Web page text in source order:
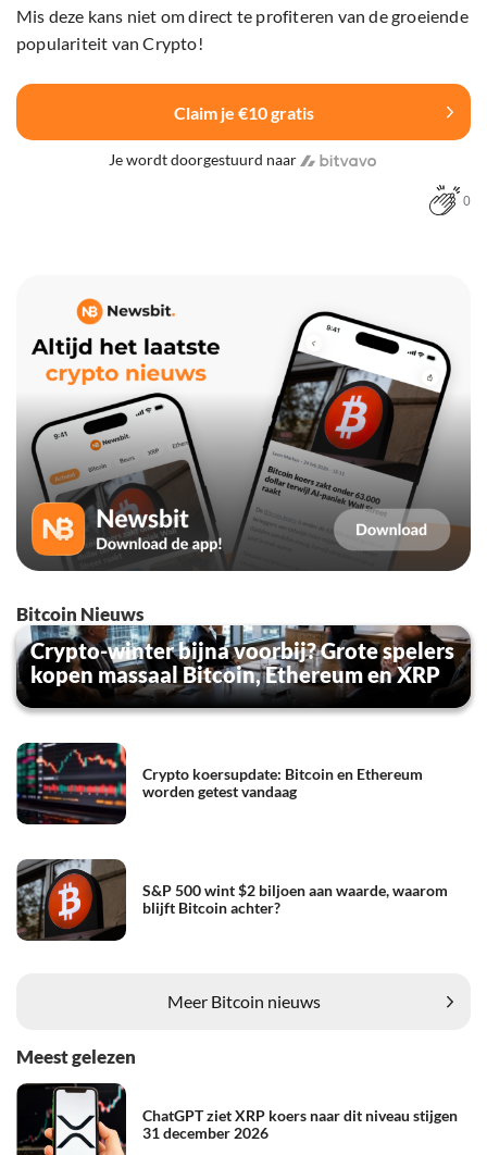
Mis deze kans niet om direct te profiteren van de groeiende
populariteit van Crypto!
Claim je €10 gratis
Je wordt doorgestuurd naar
0
Bitcoin Nieuws
Crypto-winter bijna voorbij? Grote spelers
kopen massaal Bitcoin, Ethereum en XRP
Crypto koersupdate: Bitcoin en Ethereum
worden getest vandaag
S&P 500 wint $2 biljoen aan waarde, waarom
blijft Bitcoin achter?
Meer Bitcoin nieuws
Meest gelezen
ChatGPT ziet XRP koers naar dit niveau stijgen
31 december 2026